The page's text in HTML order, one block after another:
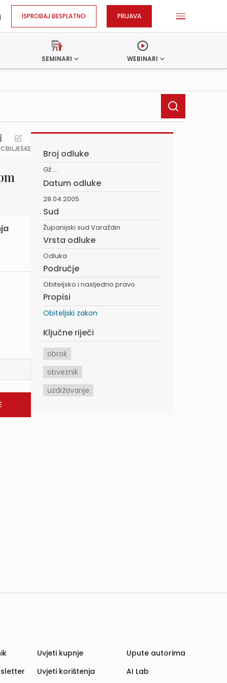
ISPROBAJ BESPLATNO PRIJAVA
SEMINARI WEBINARI
BILJEŠKE Broj odluke
Gž ...
Datum odluke
28.04.2005.
Sud
Županijski sud Varaždin
Vrsta odluke
Odluka
Područje
Obiteljsko i nasljedno pravo
Propisi
Obiteljski zakon
Ključne riječi
obrok
obveznik
uzdržavanje
Uvjeti kupnje
Uvjeti korištenja
Upute autorima
AI Lab